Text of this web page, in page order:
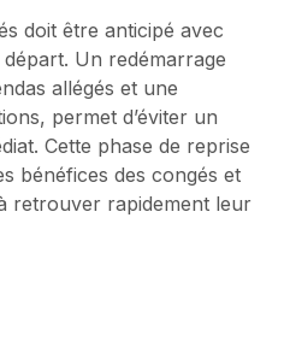
doit être anticipé avec
Un redémarrage
allégés et une
permet d’éviter un
Cette phase de reprise
bénéfices des congés et
retrouver rapidement leur